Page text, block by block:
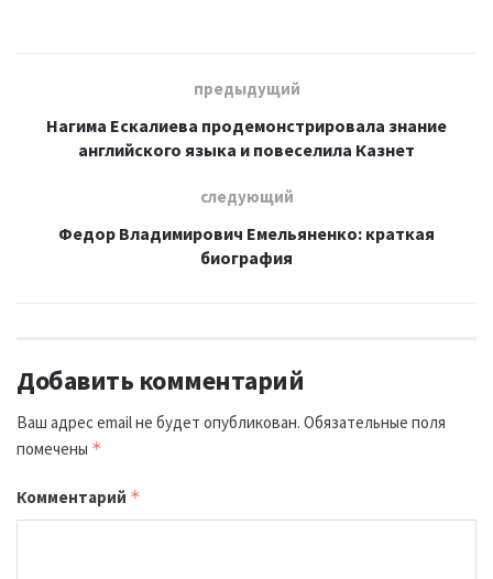
предыдущий
Нагима Ескалиева продемонстрировала знание
английского языка и повеселила Казнет
следующий
Федор Владимирович Емельяненко: краткая
биография
Добавить комментарий
Ваш адрес email не будет опубликован. Обязательные поля
помечены *
Комментарий *